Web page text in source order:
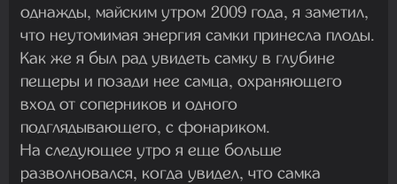
однажды, майским утром 2009 года, я заметил,
что неутомимая энергия самки принесла плоды.
Как же я был рад увидеть самку в глубине
пещеры и позади нее самца, охраняющего
вход от соперников и одного
подглядывающего, с фонариком.
На следующее утро я еще больше
разволновался, когда увидел, что самка